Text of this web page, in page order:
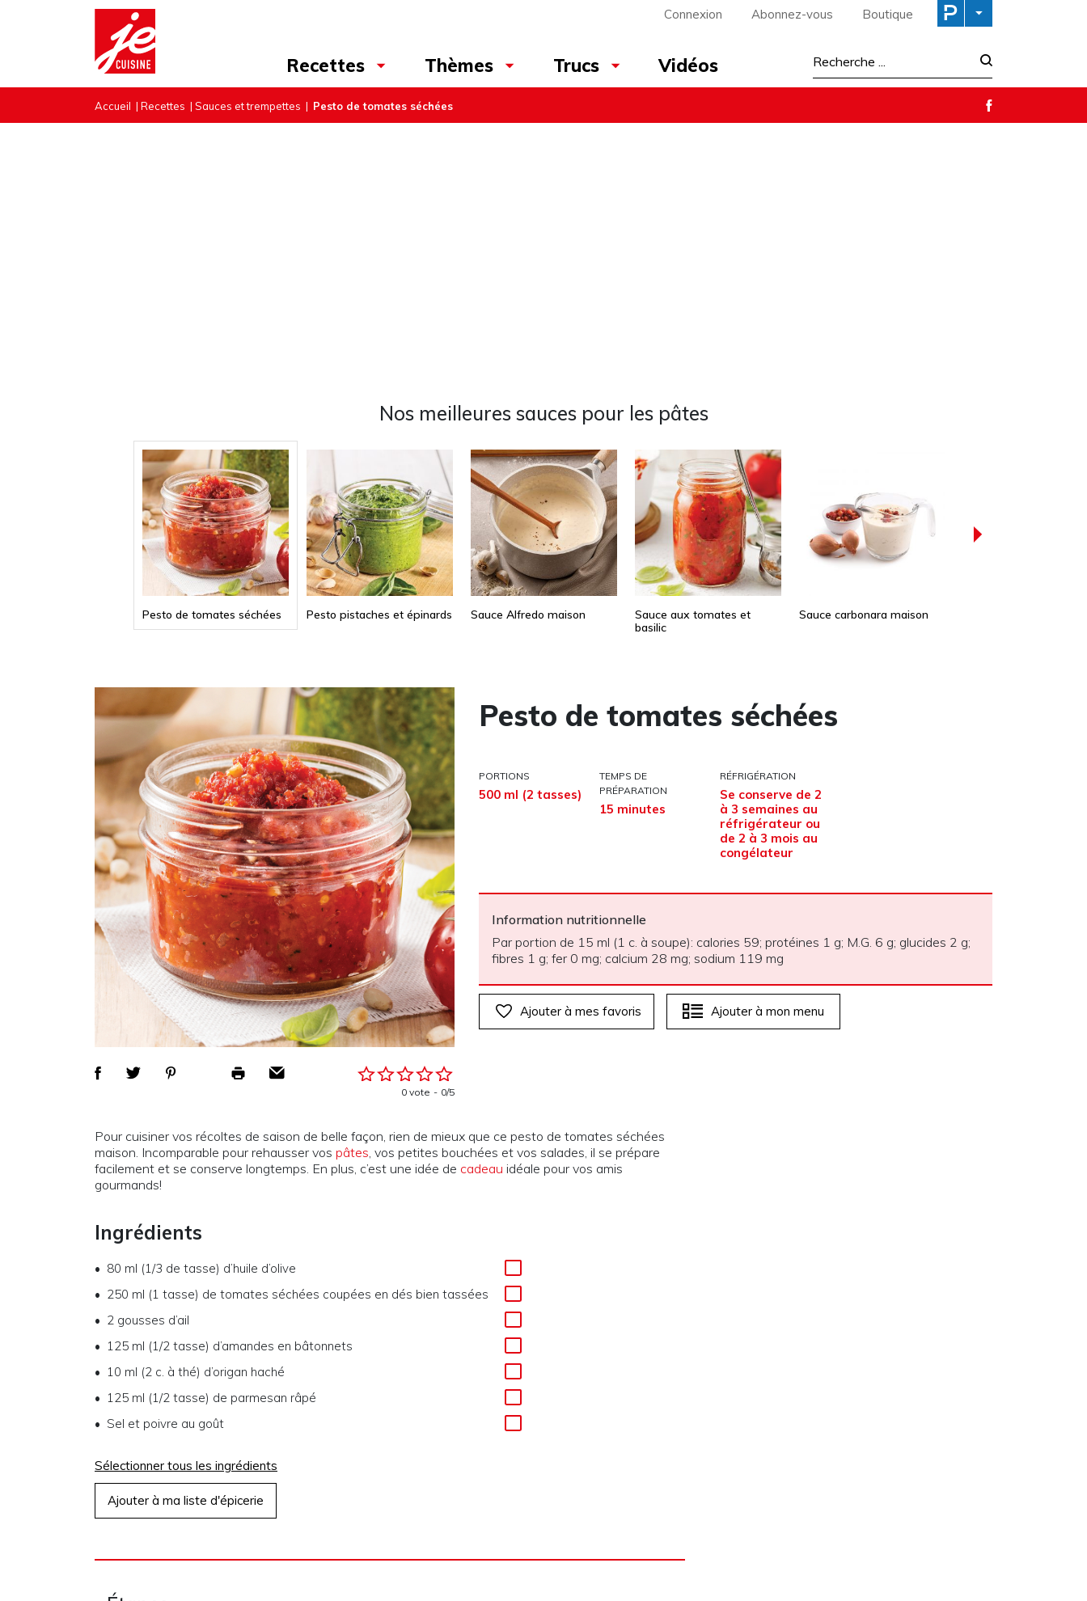
Connexion Abonnez-vous Boutique
Recettes Thèmes Trucs Vidéos
Accueil | Recettes | Sauces et trempettes | Pesto de tomates séchées
Nos meilleures sauces pour les pâtes
Pesto de tomates séchées Pesto pistaches et épinards Sauce Alfredo maison
Sauce aux tomates et
basilic
Sauce carbonara maison
0 vote 0/5
Pesto de tomates séchées
PORTIONS
500 ml (2 tasses)
TEMPS DE
PRÉPARATION
15 minutes
RÉFRIGÉRATION
Se conserve de 2
à 3 semaines au
réfrigérateur ou
de 2 à 3 mois au
congélateur
Information nutritionnelle
Par portion de 15 ml (1 c. à soupe): calories 59; protéines 1 g; M.G. 6 g; glucides 2 g;
fibres 1 g; fer 0 mg; calcium 28 mg; sodium 119 mg
Ajouter à mes favoris Ajouter à mon menu
Pour cuisiner vos récoltes de saison de belle façon, rien de mieux que ce pesto de tomates séchées
maison. Incomparable pour rehausser vos pâtes, vos petites bouchées et vos salades, il se prépare
facilement et se conserve longtemps. En plus, c’est une idée de cadeau idéale pour vos amis
gourmands!
Ingrédients
80 ml (1/3 de tasse) d’huile d’olive
250 ml (1 tasse) de tomates séchées coupées en dés bien tassées
2 gousses d’ail
125 ml (1/2 tasse) d’amandes en bâtonnets
10 ml (2 c. à thé) d’origan haché
125 ml (1/2 tasse) de parmesan râpé
Sel et poivre au goût
Sélectionner tous les ingrédients
Ajouter à ma liste d'épicerie